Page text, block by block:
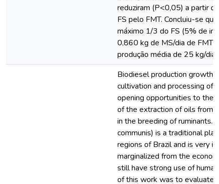
reduziram (P<0,05) a partir
FS pelo FMT. Concluiu-se
máximo 1/3 do FS (5% de
0,860 kg de MS/dia de FMT)
produção média de 25 kg/dia
Biodiesel production growth
cultivation and processing of
opening opportunities to the
of the extraction of oils from
in the breeding of ruminants.
communis) is a traditional
regions of Brazil and is very
marginalized from the
still have strong use of
of this work was to evaluate